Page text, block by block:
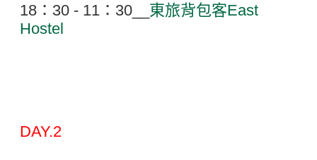
18：30 - 11：30__ 東旅背包客East
Hostel
DAY.2